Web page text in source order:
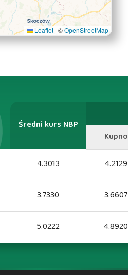
Leaflet | ©OpenStreetMap
Średni kurs NBP
Kupno
4.3013 4.2129
3.7330 3.6607
5.0222 4.8920